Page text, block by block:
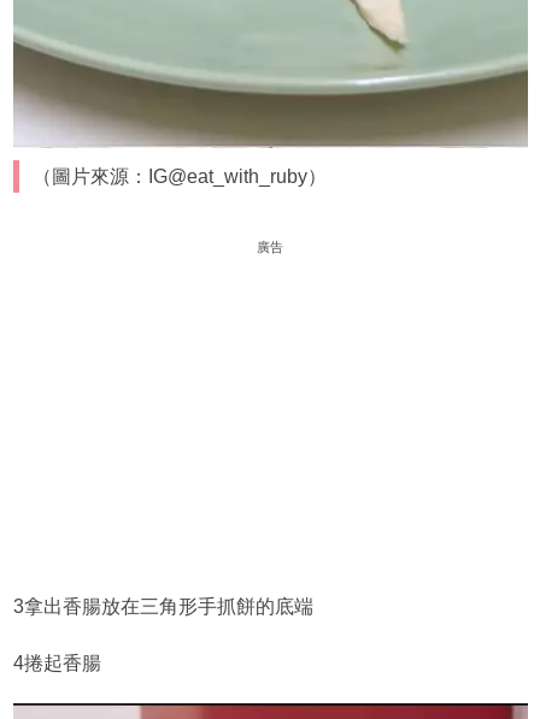
（圖片來源：IG@eat_with_ruby）
廣告
3拿出香腸放在三角形手抓餅的底端
4捲起香腸